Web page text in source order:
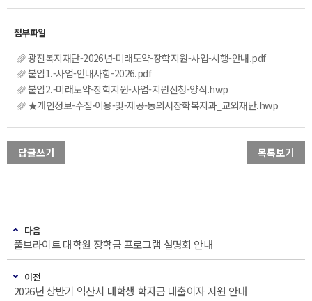
광진복지재단-2026년-미래도약-장학지원-사업-시행-안내.pdf
붙임1.-사업-안내사항-2026.pdf
붙임2.-미래도약-장학지원-사업-지원신청-양식.hwp
★개인정보-수집·이용-및-제공-동의서장학복지과_교외재단.hwp
답글쓰기 목록보기
다음
풀브라이트 대학원 장학금 프로그램 설명회 안내
이전
2026년 상반기 익산시 대학생 학자금 대출이자 지원 안내